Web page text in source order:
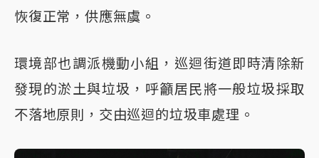
恢復正常，供應無虞。
環境部也調派機動小組，巡迴街道即時清除新
發現的淤土與垃圾，呼籲居民將一般垃圾採取
不落地原則，交由巡迴的垃圾車處理。